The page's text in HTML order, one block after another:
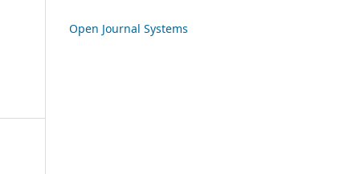
Open Journal Systems